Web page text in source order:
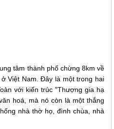
tâm thành phố chừng 8km về
Việt Nam. Đây là một trong hai
với kiến trúc "Thượng gia hạ
hoá, mà nó còn là một thắng
nhà thờ họ, đình chùa, nhà